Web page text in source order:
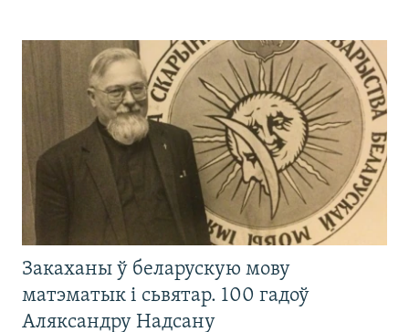
Закаханы ў беларускую мову
матэматык і сьвятар. 100 гадоў
Аляксандру Надсану